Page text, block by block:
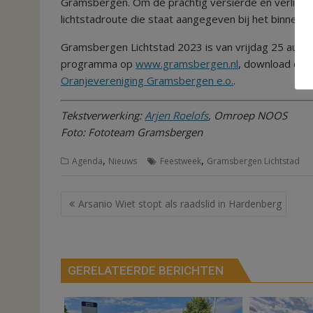
lichtstadroute die staat aangegeven bij het
Gramsbergen Lichtstad 2023 is van vrijdag 25
programma op www.gramsbergen.nl, download de
Oranjevereniging Gramsbergen e.o..
Tekstverwerking: Arjen Roelofs, Omroep NOOS
Foto: Fototeam Gramsbergen
Agenda, Nieuws Feestweek, Gramsbergen Lichtstad
Bericht
Arsanio Wiet stopt als raadslid in Hardenberg
GERELATEERDE BERICHTEN